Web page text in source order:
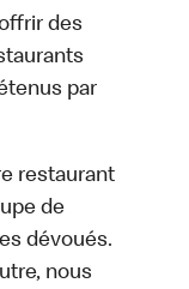
des
par
restaurant
de
dévoués.
nous